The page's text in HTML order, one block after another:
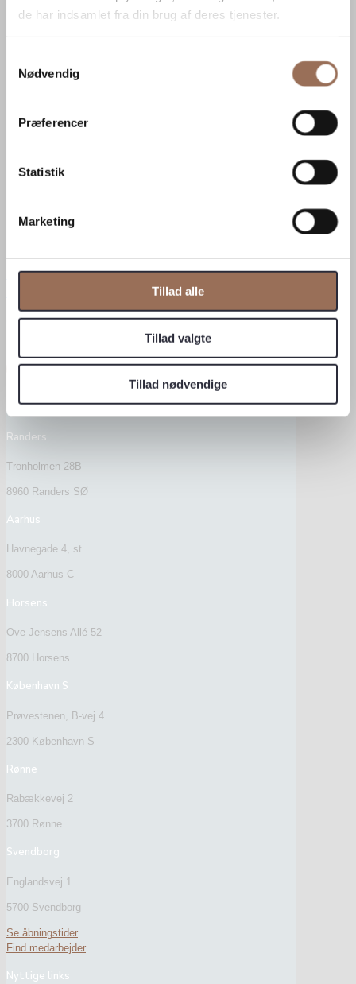
de har indsamlet fra din brug af deres tjenester.
Nødvendig
Præferencer
Statistik
Marketing
Tillad alle
Tillad valgte
Tillad nødvendige
The Nordic Barnhouse Project
CVR: 34903093
Afdelinger
Randers
Tronholmen 28B
8960 Randers SØ
Aarhus
Havnegade 4, st.
8000 Aarhus C
Horsens
Ove Jensens Allé 52
8700 Horsens
København S
Prøvestenen, B-vej 4
2300 København S
Rønne
Rabækkevej 2
3700 Rønne
Svendborg
Englandsvej 1
5700 Svendborg
Se åbningstider
Find medarbejder
Nyttige links